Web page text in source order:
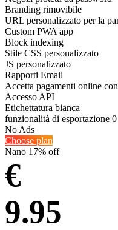
Branding rimovibile
URL personalizzato per la
Custom PWA app
Block indexing
Stile CSS personalizzato
JS personalizzato
Rapporti Email
Accetta pagamenti online
Accesso API
Etichettatura bianca
funzionalità di esportazione 0
No Ads
Choose plan
Nano 17% off
€
9.95